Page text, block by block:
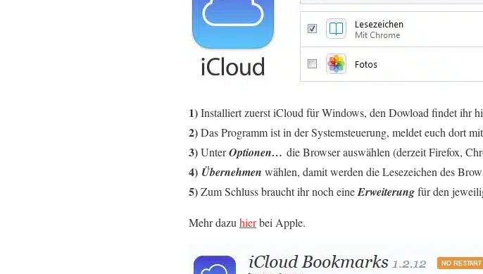
1)Installiert zuerst iCloud für Windows, den Dowload findet ihr
2)Das Programm ist in der Systemsteuerung, meldet euch dort
3)UnterOptionen… die Browser auswählen (derzeit Firefox,
4) Übernehmen wählen, damit werden die Lesezeichen des
5)Zum Schluss braucht ihr noch eineErweiterungfür den
Mehr dazu hierbei Apple.